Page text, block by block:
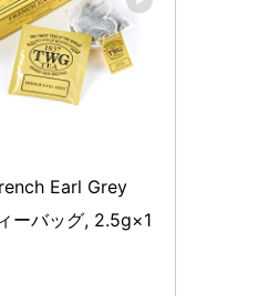
Earl Grey
ーバッグ, 2.5g×1